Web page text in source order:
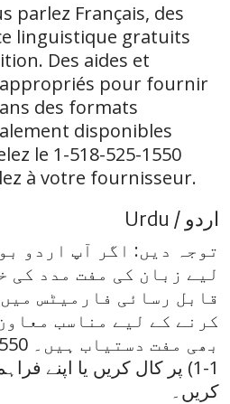
parlez Français, des
linguistique gratuits
Des aides et
appropriés pour fournir
des formats
disponibles
le 1-518-525-1550
à votre fournisseur.
اردو / Urdu
توجہ دیں: اگر آپ اردو
لیے زبان کی مفت مدد کی
قابل رسائی فارمیٹس
کرنے کے لیے مناسب
1-1) پر کال کریں یا اپنے
کریں۔